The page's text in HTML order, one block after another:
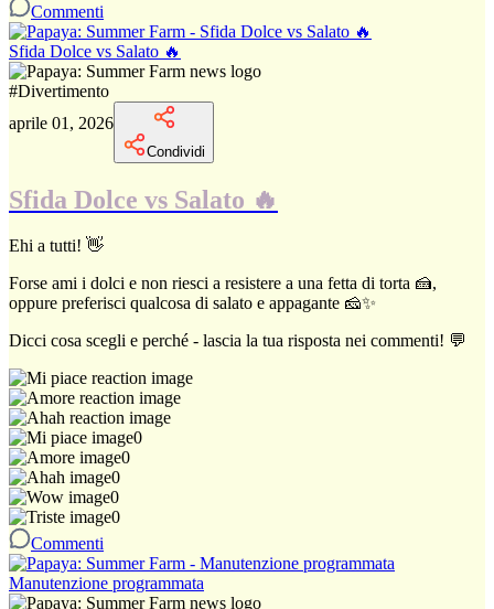
Commenti
Sfida Dolce vs Salato 🔥
#Divertimento
aprile 01, 2026
Condividi
Sfida Dolce vs Salato 🔥
Ehi a tutti! 👋
Forse ami i dolci e non riesci a resistere a una fetta di torta 🍰,
oppure preferisci qualcosa di salato e appagante 🧀✨
Dicci cosa scegli e perché - lascia la tua risposta nei commenti! 💬
0
0
0
0
0
Commenti
Manutenzione programmata